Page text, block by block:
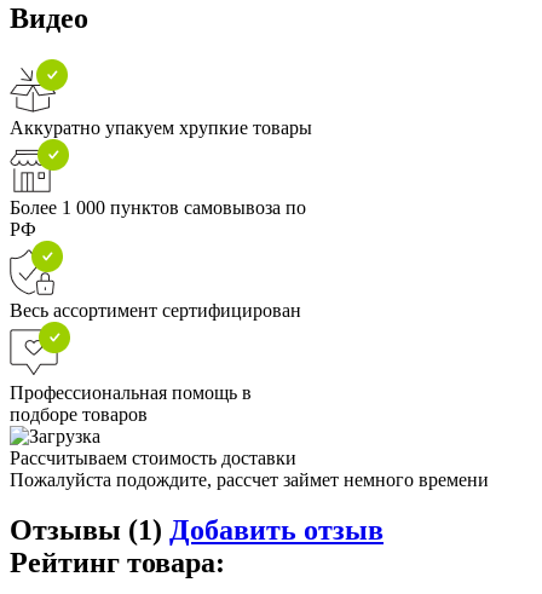
Видео
Аккуратно упакуем хрупкие товары
Более 1 000 пунктов самовывоза по
РФ
Весь ассортимент сертифицирован
Профессиональная помощь в
подборе товаров
Рассчитываем стоимость доставки
Пожалуйста подождите, рассчет займет немного времени
Отзывы (1) Добавить отзыв
Рейтинг товара: